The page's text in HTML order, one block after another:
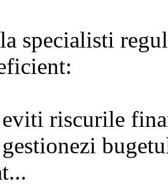
specialisti
eviti riscurile
gestionezi